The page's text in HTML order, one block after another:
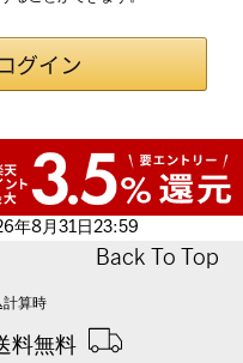
年8月31日23:59
Back To Top
算時
料無料